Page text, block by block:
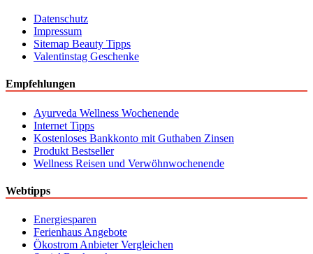
Datenschutz
Impressum
Sitemap Beauty Tipps
Valentinstag Geschenke
Empfehlungen
Ayurveda Wellness Wochenende
Internet Tipps
Kostenloses Bankkonto mit Guthaben Zinsen
Produkt Bestseller
Wellness Reisen und Verwöhnwochenende
Webtipps
Energiesparen
Ferienhaus Angebote
Ökostrom Anbieter Vergleichen